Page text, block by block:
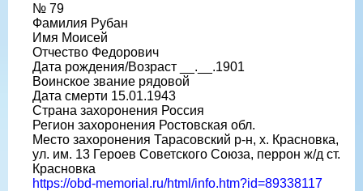
№ 79
Фамилия Рубан
Имя Моисей
Отчество Федорович
Дата рождения/Возраст __.__.1901
Воинское звание рядовой
Дата смерти 15.01.1943
Страна захоронения Россия
Регион захоронения Ростовская обл.
Место захоронения Тарасовский р-н, х. Красновка,
ул. им. 13 Героев Советского Союза, перрон ж/д ст.
Красновка
https://obd-memorial.ru/html/info.htm?id=89338117